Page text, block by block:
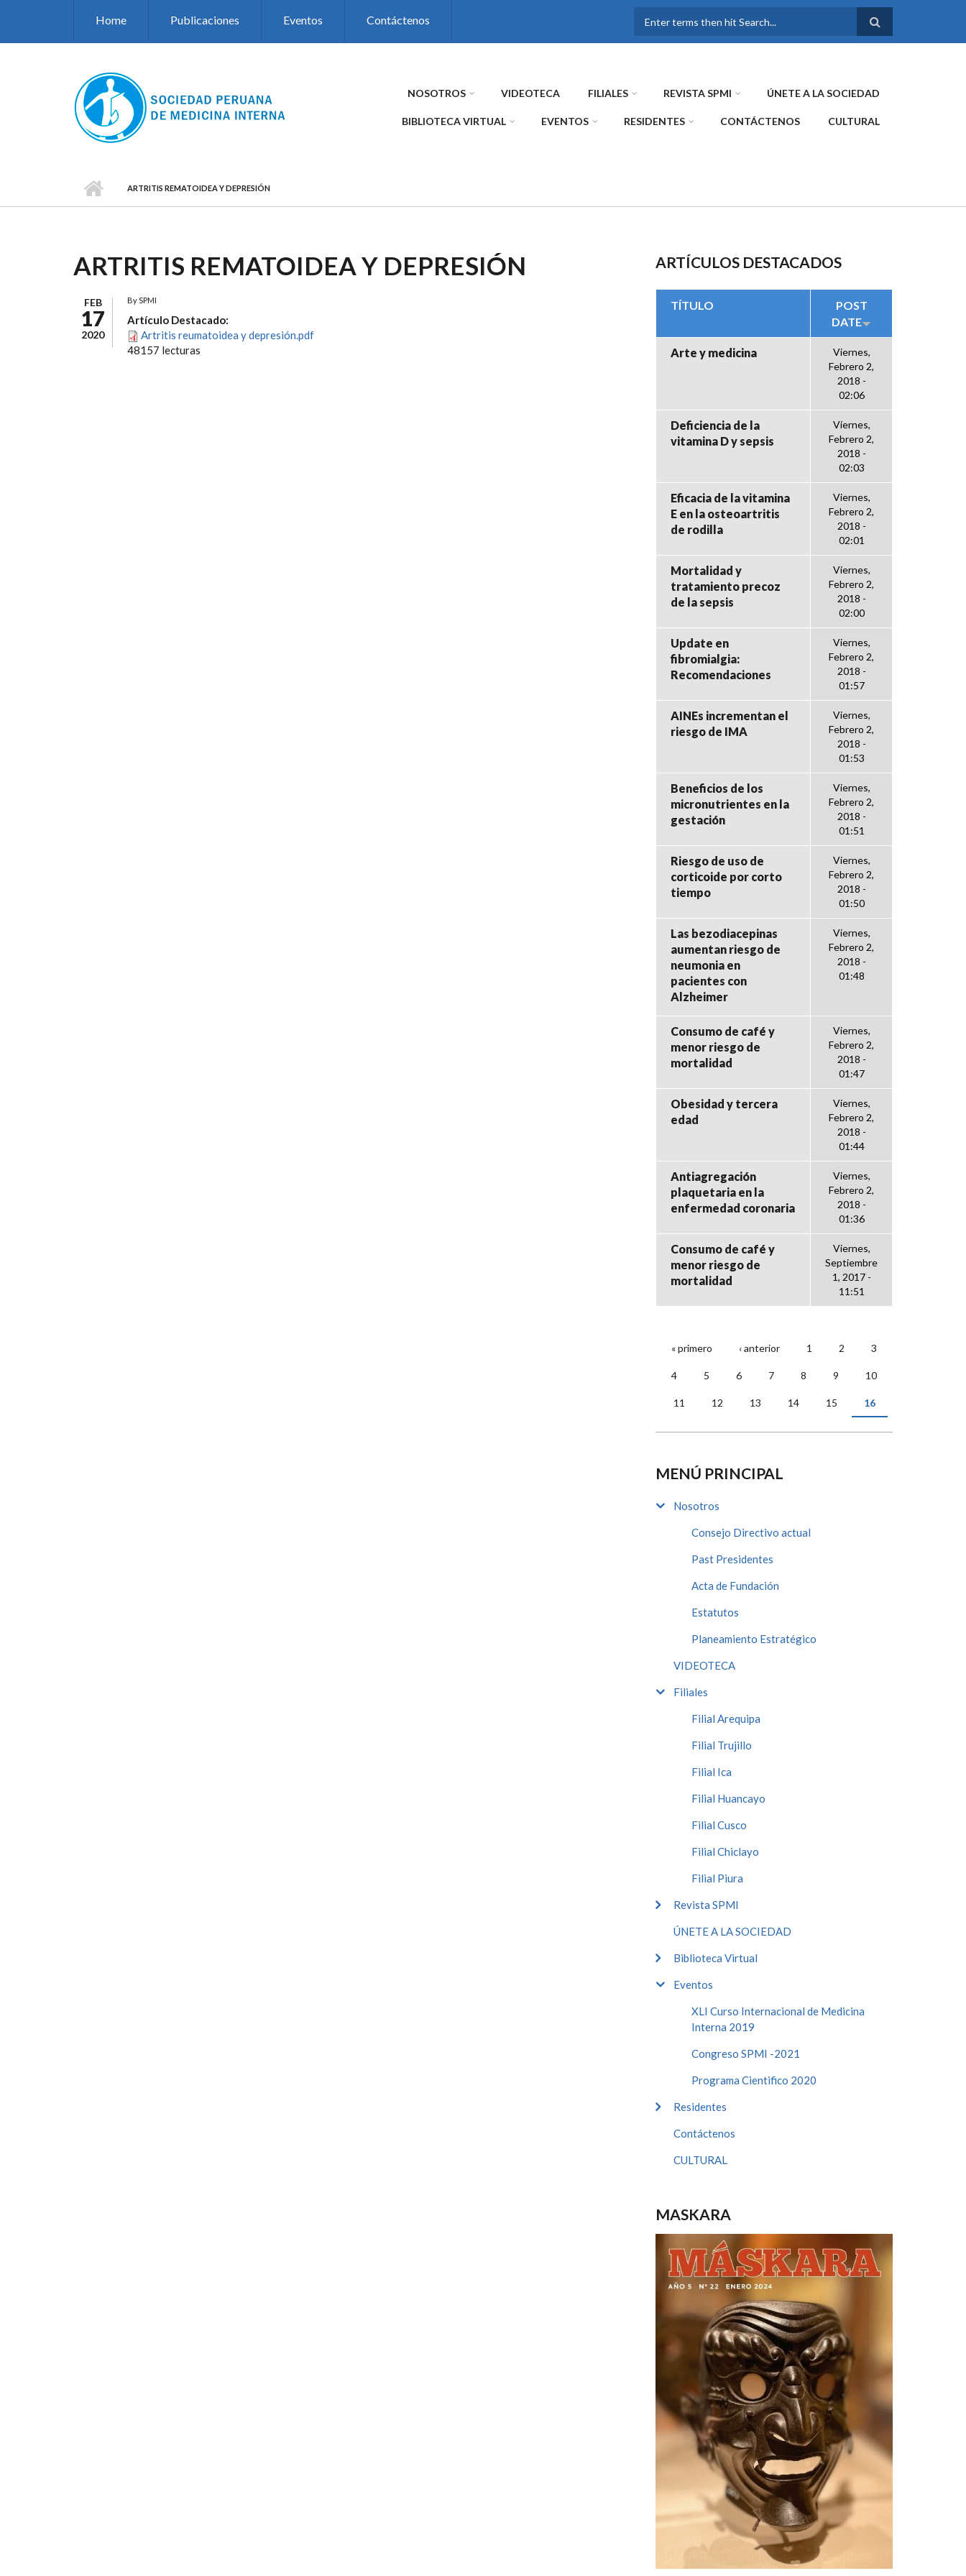
Home Publicaciones Eventos Contáctenos
FORMULARIO DE
NOSOTROS VIDEOTECA FILIALES REVISTA SPMI ÚNETE A LA SOCIEDAD
BIBLIOTECA VIRTUAL EVENTOS RESIDENTES CONTÁCTENOS CULTURAL
ARTRITIS REMATOIDEA Y DEPRESIÓN
ARTRITIS REMATOIDEA Y DEPRESIÓN
FEB
17
2020
BySPMI
Artículo Destacado:
Artritis reumatoidea y depresión.pdf
48157 lecturas
ARTÍCULOS DESTACADOS
TÍTULO
POST
DATE
Arte y medicina
Viernes,
Febrero 2,
2018 -
02:06
Deficiencia de la
vitamina D y sepsis
Viernes,
Febrero 2,
2018 -
02:03
Eficacia de la vitamina
E en la osteoartritis
de rodilla
Viernes,
Febrero 2,
2018 -
02:01
Mortalidad y
tratamiento precoz
de la sepsis
Viernes,
Febrero 2,
2018 -
02:00
Update en
fibromialgia:
Recomendaciones
Viernes,
Febrero 2,
2018 -
01:57
AINEs incrementan el
riesgo de IMA
Viernes,
Febrero 2,
2018 -
01:53
Beneficios de los
micronutrientes en la
gestación
Viernes,
Febrero 2,
2018 -
01:51
Riesgo de uso de
corticoide por corto
tiempo
Viernes,
Febrero 2,
2018 -
01:50
Las bezodiacepinas
aumentan riesgo de
neumonia en
pacientes con
Alzheimer
Viernes,
Febrero 2,
2018 -
01:48
Consumo de café y
menor riesgo de
mortalidad
Viernes,
Febrero 2,
2018 -
01:47
Obesidad y tercera
edad
Viernes,
Febrero 2,
2018 -
01:44
Antiagregación
plaquetaria en la
enfermedad coronaria
Viernes,
Febrero 2,
2018 -
01:36
Consumo de café y
menor riesgo de
mortalidad
Viernes,
Septiembre
1, 2017 -
11:51
PÁGINAS
« primero ‹ anterior 1 2 3
4 5 6 7 8 9 10
11 12 13 14 15 16
MENÚ PRINCIPAL
Nosotros
Consejo Directivo actual
Past Presidentes
Acta de Fundación
Estatutos
Planeamiento Estratégico
VIDEOTECA
Filiales
Filial Arequipa
Filial Trujillo
Filial Ica
Filial Huancayo
Filial Cusco
Filial Chiclayo
Filial Piura
Revista SPMI
ÚNETE A LA SOCIEDAD
Biblioteca Virtual
Eventos
XLI Curso Internacional de Medicina
Interna 2019
Congreso SPMI -2021
Programa Cientifico 2020
Residentes
Contáctenos
CULTURAL
MASKARA